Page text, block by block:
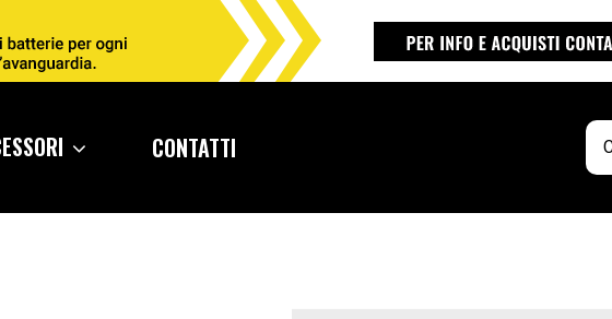
CONTATTI